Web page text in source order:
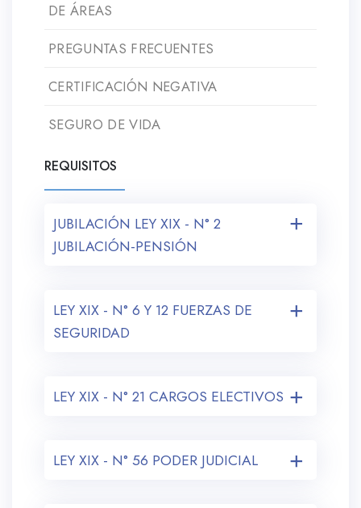
DE ÁREAS
PREGUNTAS FRECUENTES
CERTIFICACIÓN NEGATIVA
SEGURO DE VIDA
REQUISITOS
JUBILACIÓN LEY XIX - N° 2
JUBILACIÓN-PENSIÓN
LEY XIX - N° 6 Y 12 FUERZAS DE
SEGURIDAD
LEY XIX - N° 21 CARGOS ELECTIVOS
LEY XIX - N° 56 PODER JUDICIAL